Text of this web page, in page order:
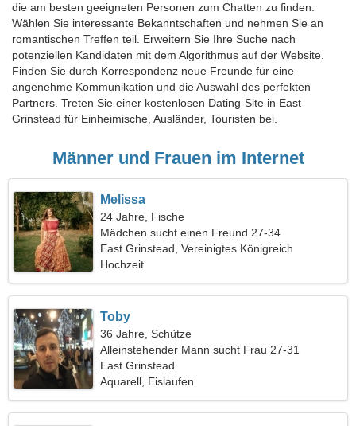
die am besten geeigneten Personen zum Chatten zu finden.
Wählen Sie interessante Bekanntschaften und nehmen Sie an
romantischen Treffen teil. Erweitern Sie Ihre Suche nach
potenziellen Kandidaten mit dem Algorithmus auf der Website.
Finden Sie durch Korrespondenz neue Freunde für eine
angenehme Kommunikation und die Auswahl des perfekten
Partners. Treten Sie einer kostenlosen Dating-Site in East
Grinstead für Einheimische, Ausländer, Touristen bei.
Männer und Frauen im Internet
Melissa
24 Jahre, Fische
Mädchen sucht einen Freund 27-34
East Grinstead, Vereinigtes Königreich
Hochzeit
Toby
36 Jahre, Schütze
Alleinstehender Mann sucht Frau 27-31
East Grinstead
Aquarell, Eislaufen